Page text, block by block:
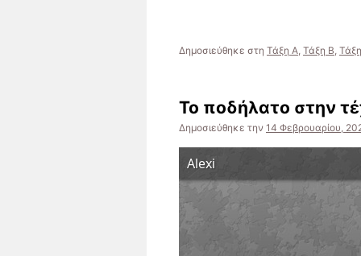
Δημοσιεύθηκε στη Τάξη Α, Τάξη Β,
Το ποδήλατο στην
Δημοσιεύθηκε την 14 Φεβρουαρίου,